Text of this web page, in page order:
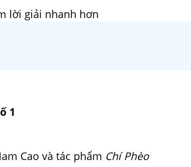
lời giải nhanh hơn
1
Cao và tác phẩm Chí Phèo